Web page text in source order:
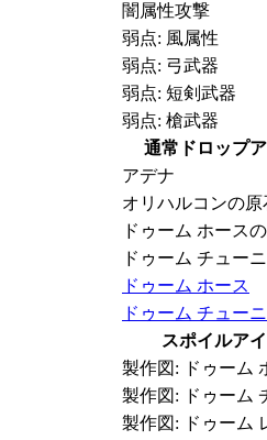
闇属性攻撃
弱点: 風属性
弱点: 弓武器
弱点: 短剣武器
弱点: 槍武器
通常ドロップ
アデナ
オリハルコンの原
ドゥーム ホース
ドゥーム チュー
ドゥーム ホース
ドゥーム チュー
スポイルア
製作図: ドゥーム
製作図: ドゥーム
製作図: ドゥーム